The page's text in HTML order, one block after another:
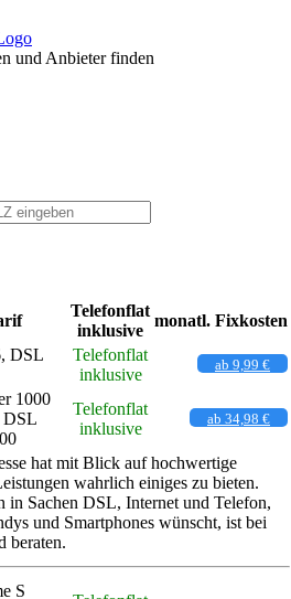
und Anbieter finden
Telefonflat
inklusive
monatl. Fixkosten
DSL
Telefonflat
inklusive
ab 9,99 €
1000
DSL
Telefonflat
inklusive
ab 34,98 €
hat mit Blick auf hochwertige
wahrlich einiges zu bieten.
in Sachen DSL, Internet und Telefon,
und Smartphones wünscht, ist bei
beraten.
S